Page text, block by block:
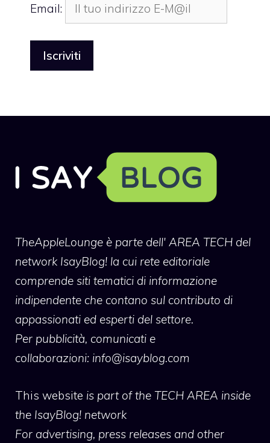
Email:
TheAppleLounge è parte dell' AREA TECH del
network IsayBlog! la cui rete editoriale
comprende siti tematici di informazione
indipendente che contano sul contributo di
appassionati ed esperti del settore.
Per pubblicità, comunicati e
collaborazioni: info@isayblog.com
This website is part of the TECH AREA inside
the IsayBlog! network
For advertising, press releases and other